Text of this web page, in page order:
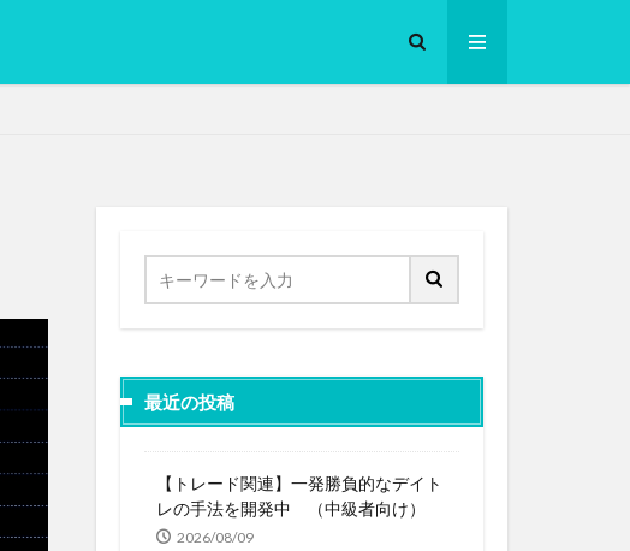
最近の投稿
【トレード関連】一発勝負的なデイト
レの手法を開発中 （中級者向け）
2026/08/09